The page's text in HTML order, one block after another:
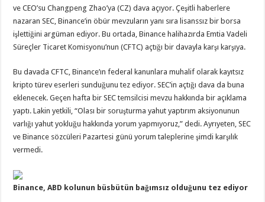
ve CEO’su Changpeng Zhao’ya (CZ) dava açıyor. Çeşitli haberlere
nazaran SEC, Binance’in öbür mevzuların yanı sıra lisanssız bir borsa
işlettiğini argüman ediyor. Bu ortada, Binance halihazırda Emtia Vadeli
Süreçler Ticaret Komisyonu’nun (CFTC) açtığı bir davayla karşı karşıya.
Bu davada CFTC, Binance’ın federal kanunlara muhalif olarak kayıtsız
kripto türev eserleri sunduğunu tez ediyor. SEC’in açtığı dava da buna
eklenecek. Geçen hafta bir SEC temsilcisi mevzu hakkında bir açıklama
yaptı. Lakin yetkili, “Olası bir soruşturma yahut yaptırım aksiyonunun
varlığı yahut yokluğu hakkında yorum yapmıyoruz,” dedi. Ayrıyeten, SEC
ve Binance sözcüleri Pazartesi günü yorum taleplerine şimdi karşılık
vermedi.
Binance, ABD kolunun büsbütün bağımsız olduğunu tez ediyor